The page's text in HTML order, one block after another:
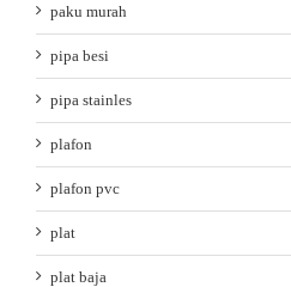
paku murah
pipa besi
pipa stainles
plafon
plafon pvc
plat
plat baja